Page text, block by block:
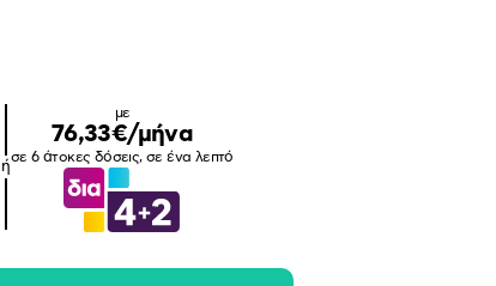
ή
με
76,33€/μήνα
σε 6 άτοκες δόσεις, σε ένα λεπτό